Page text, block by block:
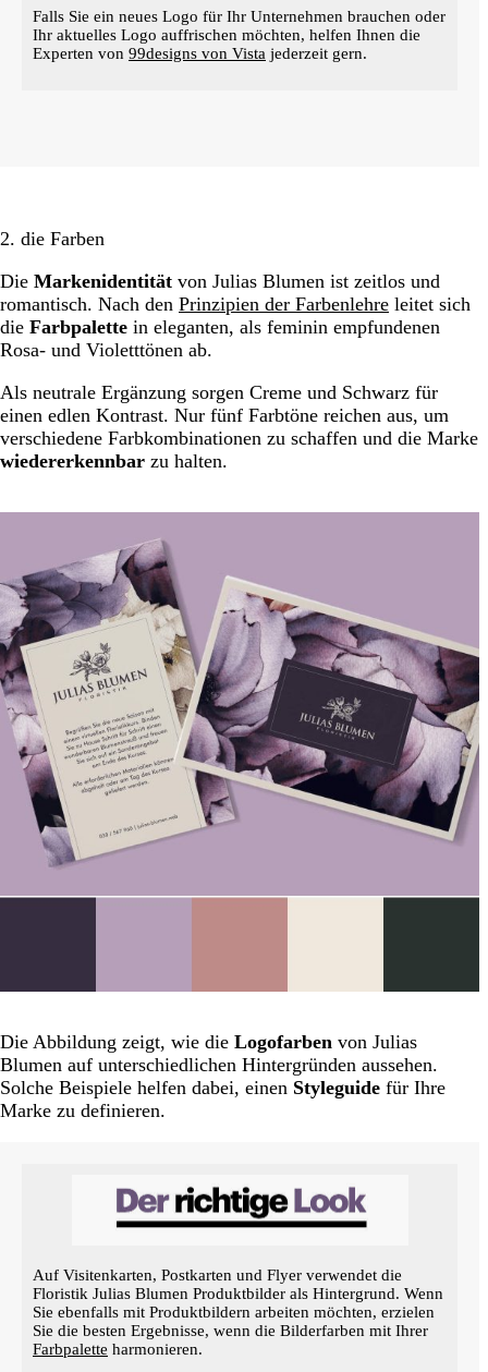
Falls Sie ein neues Logo für Ihr Unternehmen brauchen oder
Ihr aktuelles Logo auffrischen möchten, helfen Ihnen die
Experten von 99designs von Vista jederzeit gern.
2. die Farben
Die Markenidentität von Julias Blumen ist zeitlos und
romantisch. Nach den Prinzipien der Farbenlehre leitet sich
die Farbpalette in eleganten, als feminin empfundenen
Rosa- und Violetttönen ab.
Als neutrale Ergänzung sorgen Creme und Schwarz für
einen edlen Kontrast. Nur fünf Farbtöne reichen aus, um
verschiedene Farbkombinationen zu schaffen und die Marke
wiedererkennbar zu halten.
Die Abbildung zeigt, wie die Logofarben von Julias
Blumen auf unterschiedlichen Hintergründen aussehen.
Solche Beispiele helfen dabei, einen Styleguide für Ihre
Marke zu definieren.
Auf Visitenkarten, Postkarten und Flyer verwendet die
Floristik Julias Blumen Produktbilder als Hintergrund. Wenn
Sie ebenfalls mit Produktbildern arbeiten möchten, erzielen
Sie die besten Ergebnisse, wenn die Bilderfarben mit Ihrer
Farbpalette harmonieren.